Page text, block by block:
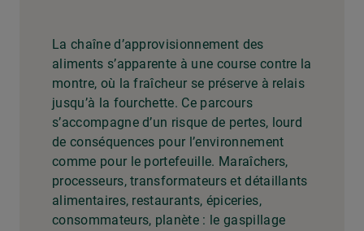
La chaîne d’approvisionnement des
aliments s’apparente à une course contre la
montre, où la fraîcheur se préserve à relais
jusqu’à la fourchette. Ce parcours
s’accompagne d’un risque de pertes, lourd
de conséquences pour l’environnement
comme pour le portefeuille. Maraîchers,
processeurs, transformateurs et détaillants
alimentaires, restaurants, épiceries,
consommateurs, planète : le gaspillage